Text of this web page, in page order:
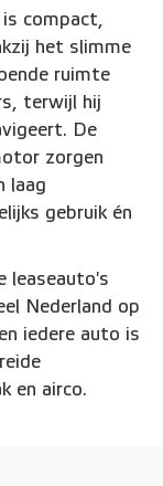
is compact,
het slimme
ruimte
terwijl hij
De
zorgen
laag
gebruik én
leaseauto's
Nederland op
iedere auto is
en airco.